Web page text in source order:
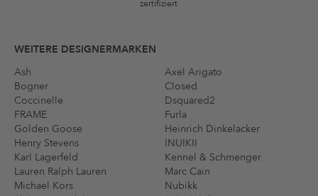
zertifiziert
WEITERE DESIGNERMARKEN
Ash
Axel Arigato
Bogner
Closed
Coccinelle
Dsquared2
FRAME
Furla
Golden Goose
Heinrich Dinkelacker
Henry Stevens
INUIKII
Karl Lagerfeld
Kennel & Schmenger
Lauren Ralph Lauren
Marc Cain
Michael Kors
Nubikk